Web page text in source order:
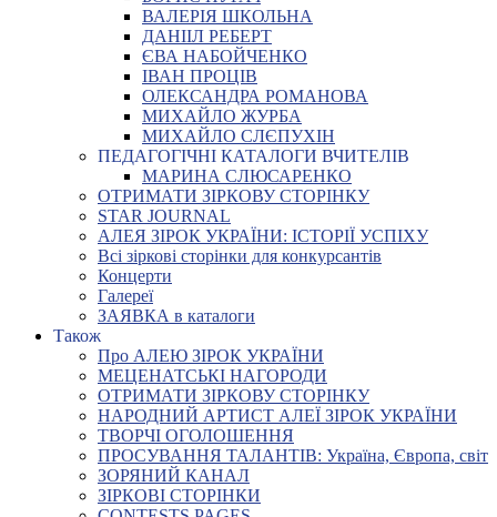
ВАЛЕРІЯ ШКОЛЬНА
ДАНІІЛ РЕБЕРТ
ЄВА НАБОЙЧЕНКО
ІВАН ПРОЦІВ
ОЛЕКСАНДРА РОМАНОВА
МИХАЙЛО ЖУРБА
МИХАЙЛО СЛЄПУХІН
ПЕДАГОГІЧНІ КАТАЛОГИ ВЧИТЕЛІВ
МАРИНА СЛЮСАРЕНКО
ОТРИМАТИ ЗІРКОВУ СТОРІНКУ
STAR JOURNAL
АЛЕЯ ЗІРОК УКРАЇНИ: ІСТОРІЇ УСПІХУ
Всі зіркові сторінки для конкурсантів
Концерти
Галереї
ЗАЯВКА в каталоги
Також
Про АЛЕЮ ЗІРОК УКРАЇНИ
МЕЦЕНАТСЬКІ НАГОРОДИ
ОТРИМАТИ ЗІРКОВУ СТОРІНКУ
НАРОДНИЙ АРТИСТ АЛЕЇ ЗІРОК УКРАЇНИ
ТВОРЧІ ОГОЛОШЕННЯ
ПРОСУВАННЯ ТАЛАНТІВ: Україна, Європа, світ
ЗОРЯНИЙ КАНАЛ
ЗІРКОВІ СТОРІНКИ